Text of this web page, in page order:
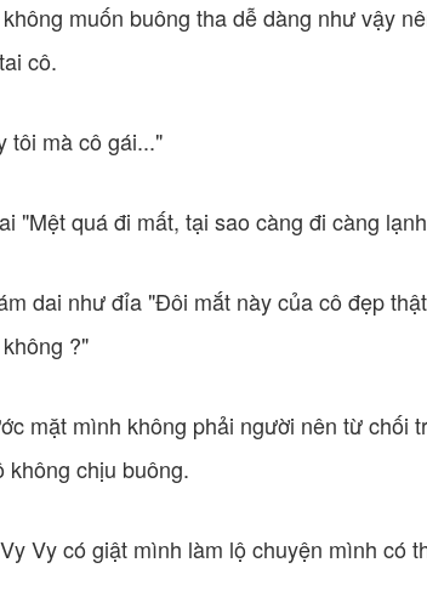
muốn buông tha dễ dàng như vậy
cô.
tôi mà cô gái..."
"Mệt quá đi mất, tại sao càng đi càng
dai như đỉa "Đôi mắt này của cô đẹp
?"
mặt mình không phải người nên từ chối
không chịu buông.
Vy có giật mình làm lộ chuyện mình có